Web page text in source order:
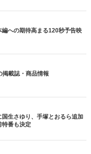
編への期待高まる120秒予告映
載誌・商品情報
国生さゆり、手塚とおるら追加
番も決定